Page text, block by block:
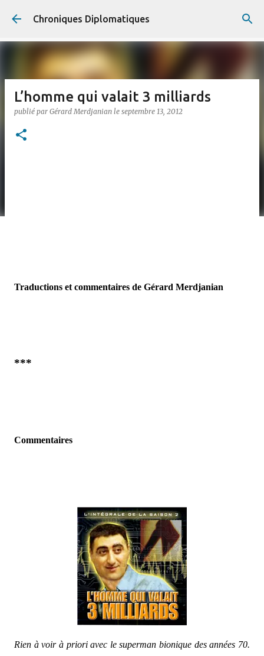
Accéder au contenu principal
Chroniques Diplomatiques
L’homme qui valait 3 milliards
publié par Gérard Merdjanian le septembre 13, 2012
Traductions et commentaires de Gérard Merdjanian
***
Commentaires
Rien à voir à priori avec le superman bionique des années 70.